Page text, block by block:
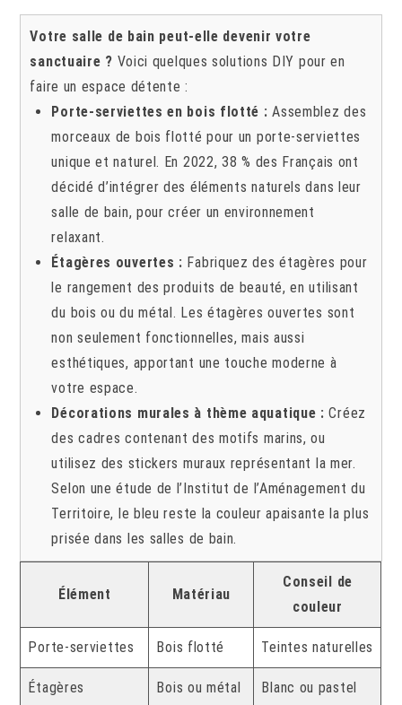
Votre salle de bain peut-elle devenir votre
sanctuaire ? Voici quelques solutions DIY pour en
faire un espace détente :
Porte-serviettes en bois flotté : Assemblez des
morceaux de bois flotté pour un porte-serviettes
unique et naturel. En 2022, 38 % des Français ont
décidé d’intégrer des éléments naturels dans leur
salle de bain, pour créer un environnement
relaxant.
Étagères ouvertes : Fabriquez des étagères pour
le rangement des produits de beauté, en utilisant
du bois ou du métal. Les étagères ouvertes sont
non seulement fonctionnelles, mais aussi
esthétiques, apportant une touche moderne à
votre espace.
Décorations murales à thème aquatique : Créez
des cadres contenant des motifs marins, ou
utilisez des stickers muraux représentant la mer.
Selon une étude de l’Institut de l’Aménagement du
Territoire, le bleu reste la couleur apaisante la plus
prisée dans les salles de bain.
Élément Matériau
Conseil de
couleur
Porte-serviettes Bois flotté Teintes naturelles
Étagères Bois ou métal Blanc ou pastel